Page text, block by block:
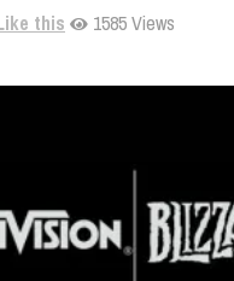
this 1585 Views